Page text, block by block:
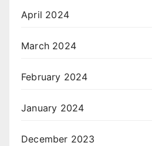
April 2024
March 2024
February 2024
January 2024
December 2023